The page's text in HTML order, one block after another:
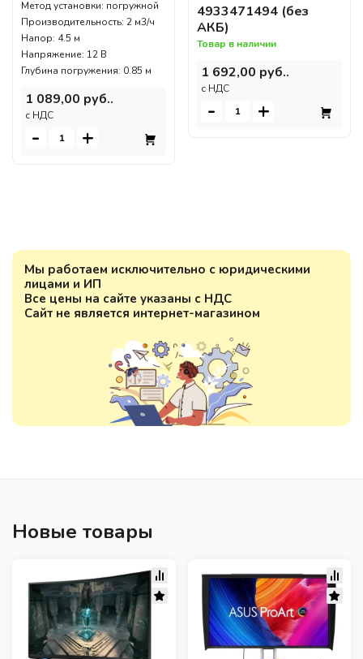
Мы работаем исключительно с юридическими
лицами и ИП
Все цены на сайте указаны с НДС
Сайт не является интернет-магазином
Метод установки: погружной
Производительность: 2 м3/ч
Напор: 4.5 м
Напряжение: 12 В
Глубина погружения: 0.85 м
1 089,00 руб..
c НДС
- +
4933471494 (без
АКБ)
Товар в наличии
1 692,00 руб..
c НДС
- +
Новые товары